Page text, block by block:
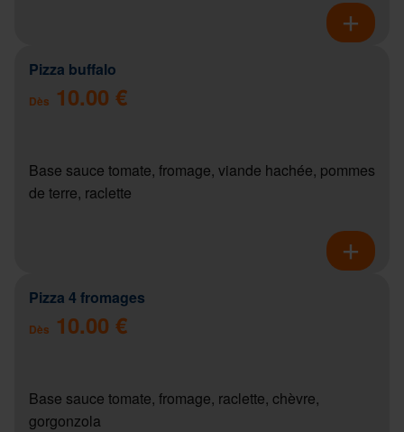
Pizza buffalo
Dès 10.00 €
Base sauce tomate, fromage, viande hachée, pommes
de terre, raclette
Pizza 4 fromages
Dès 10.00 €
Base sauce tomate, fromage, raclette, chèvre,
gorgonzola